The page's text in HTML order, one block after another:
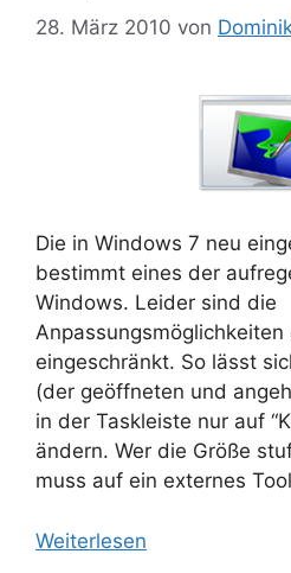
28. März 2010 von
Die in Windows 7 neu
bestimmt eines der
Windows. Leider sind die
eingeschränkt. So lässt
(der geöffneten und
in der Taskleiste nur auf
ändern. Wer die Größe
muss auf ein externes
Weiterlesen